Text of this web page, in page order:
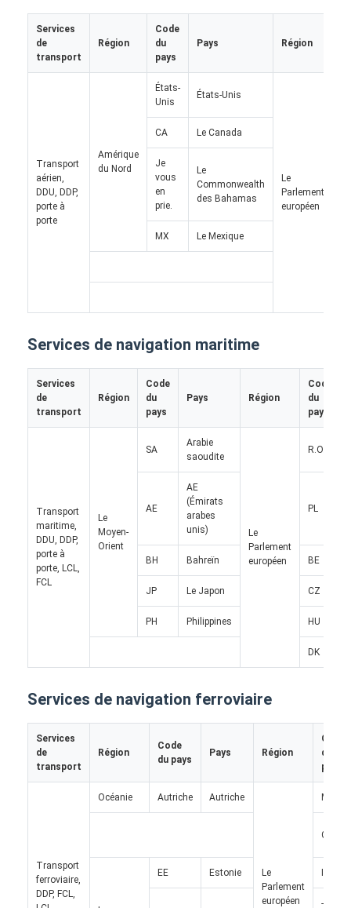
A propos de nous
Visite d'usine
Contrôle de la qualité
Fret international en avant
Fret aérien en avant
expédition exprès
FRET FERROVIAIRE
Transport de marchandises par camion
Service d'entreposage
Services
de
transport
Région
Code
du
pays
Pays Région
Transport
aérien,
DDU, DDP,
porte à
porte
Amérique
du Nord
États-
Unis
États-Unis
Le
Parlement
européen
CA Le Canada
Je
vous
en
prie.
Le
Commonwealth
des Bahamas
MX Le Mexique
Services de navigation maritime
Services
de
transport
Région
Code
du
pays
Pays Région
Code
du
pays
Transport
maritime,
DDU, DDP,
porte à
porte, LCL,
FCL
Le
Moyen-
Orient
SA
Arabie
saoudite
Le
Parlement
européen
R.O.
AE
AE
(Émirats
arabes
unis)
PL
BH Bahreïn BE
JP Le Japon CZ
PH Philippines HU
DK
Services de navigation ferroviaire
Services
de
transport
Région
Code
du pays
Pays Région
Code
du
pays
Transport
ferroviaire,
DDP, FCL,
Océanie Autriche Autriche
Le
Parlement
européen
MT
GR
EE Estonie
- Je